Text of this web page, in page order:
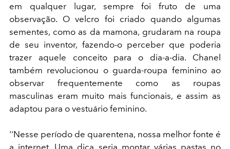
em qualquer lugar, sempre foi fruto de uma
observação. O velcro foi criado quando algumas
sementes, como as da mamona, grudaram na roupa
de seu inventor, fazendo-o perceber que poderia
trazer aquele conceito para o dia-a-dia. Chanel
também revolucionou o guarda-roupa feminino ao
observar frequentemente como as roupas
masculinas eram muito mais funcionais, e assim as
adaptou para o vestuário feminino.
''Nesse período de quarentena, nossa melhor fonte é
a internet. Uma dica seria montar várias pastas no